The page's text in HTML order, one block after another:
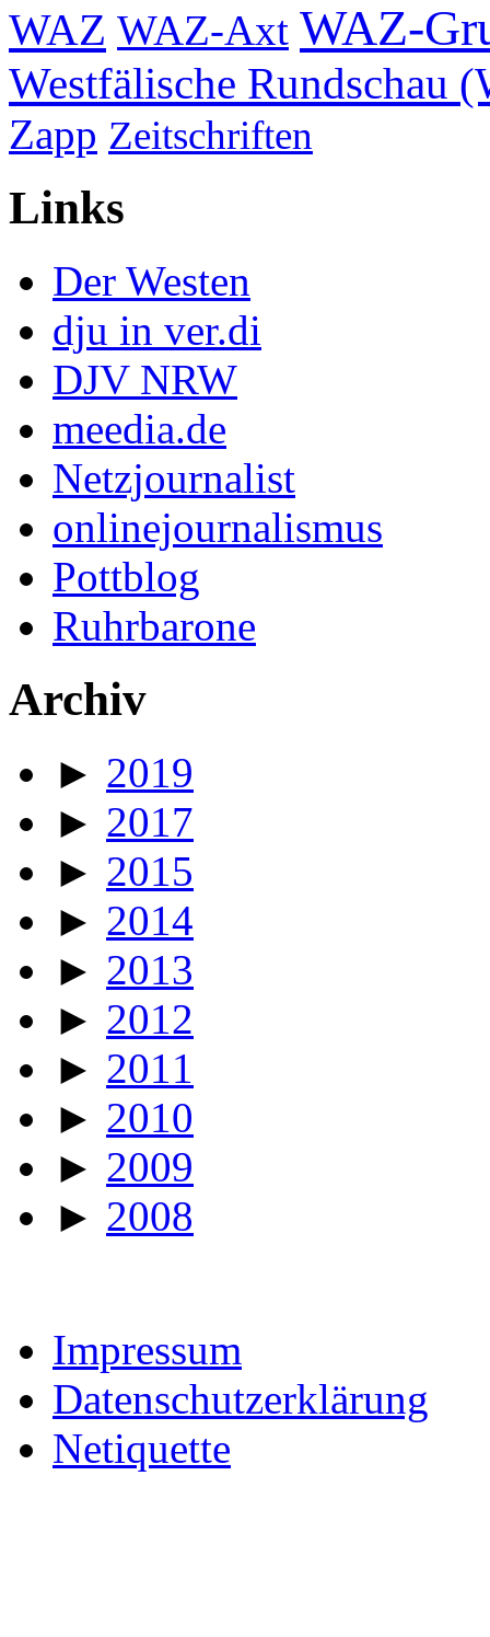
WAZ WAZ-Axt WAZ-
Westfälische Rundschau
Zapp Zeitschriften
Links
Der Westen
dju in ver.di
DJV NRW
meedia.de
Netzjournalist
onlinejournalismus
Pottblog
Ruhrbarone
Archiv
► 2019
► 2017
► 2015
► 2014
► 2013
► 2012
► 2011
► 2010
► 2009
► 2008
Impressum
Datenschutzerklärung
Netiquette